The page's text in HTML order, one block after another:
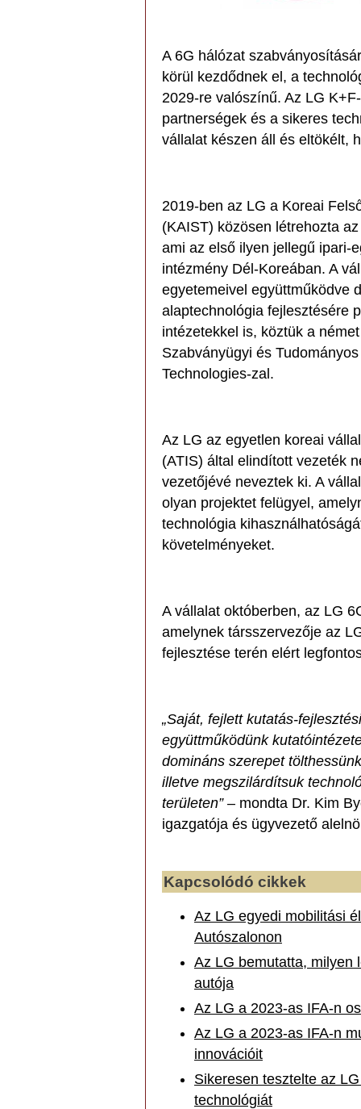
A 6G hálózat
körül kezdődnek el, a
2029-re valószínű. Az LG
partnerségek és a sikeres
vállalat készen áll és eltökélt,
2019-ben az LG a Koreai
(KAIST) közösen létrehozta
ami az első ilyen jellegű ipari-
intézmény Dél-Koreában. A
egyetemeivel együttműködve
alaptechnológia fejlesztésére
intézetekkel is, köztük a
Szabványügyi és
Technologies-zal.
Az LG az egyetlen koreai
(ATIS) által elindított vezeték
vezetőjévé neveztek ki. A
olyan projektet felügyel,
technológia
követelményeket.
A vállalat októberben, az LG
amelynek társszervezője az
fejlesztése terén elért
„Saját, fejlett kutatás-
együttműködünk
domináns szerepet
illetve megszilárdítsuk
területen” – mondta Dr. Kim
igazgatója és ügyvezető
Kapcsolódó cikkek
Az LG egyedi mobilitási
Autószalonon
Az LG bemutatta, milyen
autója
Az LG a 2023-as IFA-n
Az LG a 2023-as IFA-n
innovációit
Sikeresen tesztelte az
technológiát